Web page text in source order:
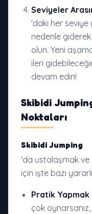
Seviyeler
'daki her seviye
nedenle giderek
olun. Yeni
ileri
devam edin!
Skibidi
Noktaları
Skibidi Jumping
'da ustalaşmak ve
için işte bazı
Pratik
çok